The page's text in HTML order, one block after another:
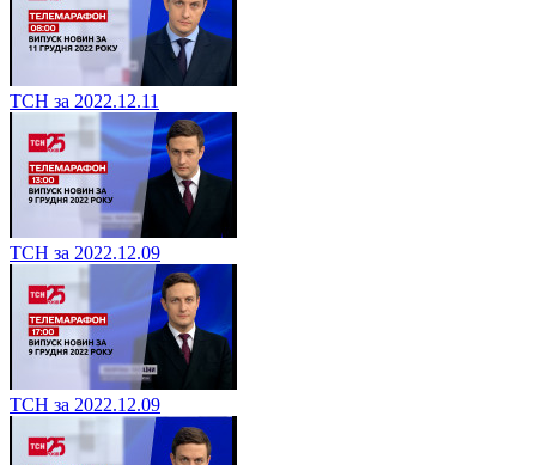
ТСН за 2022.12.11
ТСН за 2022.12.09
ТСН за 2022.12.09